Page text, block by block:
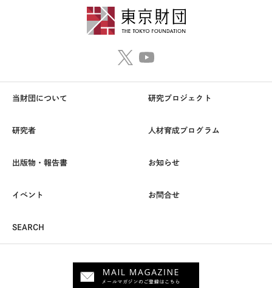
当財団について 研究プロジェクト
研究者 人材育成プログラム
出版物・報告書 お知らせ
イベント お問合せ
SEARCH